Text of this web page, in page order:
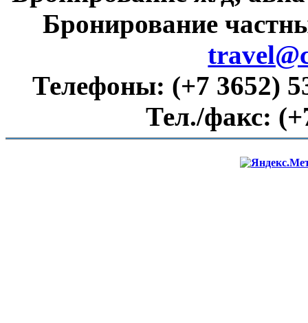
Бронирование
Телефоны: (+7 3652)
Тел./факс: